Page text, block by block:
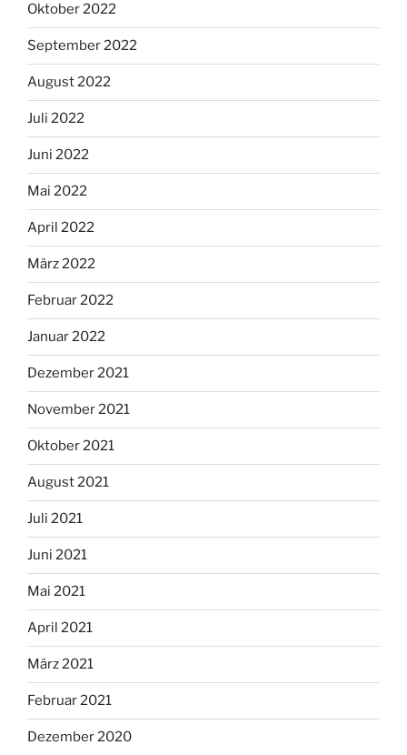
Oktober 2022
September 2022
August 2022
Juli 2022
Juni 2022
Mai 2022
April 2022
März 2022
Februar 2022
Januar 2022
Dezember 2021
November 2021
Oktober 2021
August 2021
Juli 2021
Juni 2021
Mai 2021
April 2021
März 2021
Februar 2021
Dezember 2020